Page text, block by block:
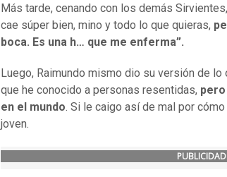
Más tarde, cenando con los demás
cae súper bien, mino y todo lo que quieras,
boca. Es una h… que me enferma”.
Luego, Raimundo mismo dio su versión de lo
que he conocido a personas resentidas,
en el mundo. Si le caigo así de mal por
joven.
PUBLICIDAD